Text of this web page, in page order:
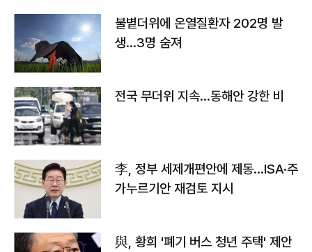
불볕더위에 온열질환자 202명 발
생…3명 숨져
전국 무더위 지속…동해안 강한 비
李, 정부 세제개편안에 제동…ISA·주
가누르기안 재검토 지시
與, 황희 '폐기 버스 청년 주택' 제안